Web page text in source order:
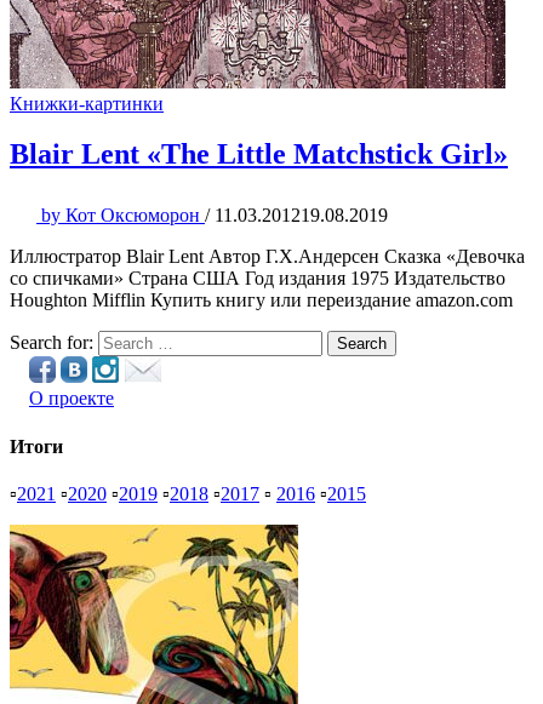
Книжки-картинки
Blair Lent «The Little Matchstick Girl»
by Кот Оксюморон / 11.03.201219.08.2019
Иллюстратор Blair Lent Автор Г.Х.Андерсен Сказка «Девочка
со спичками» Страна США Год издания 1975 Издательство
Houghton Mifflin Купить книгу или переиздание amazon.com
Search for: Search
О проекте
Итоги
▫2021 ▫2020 ▫2019 ▫2018 ▫2017 ▫ 2016 ▫2015